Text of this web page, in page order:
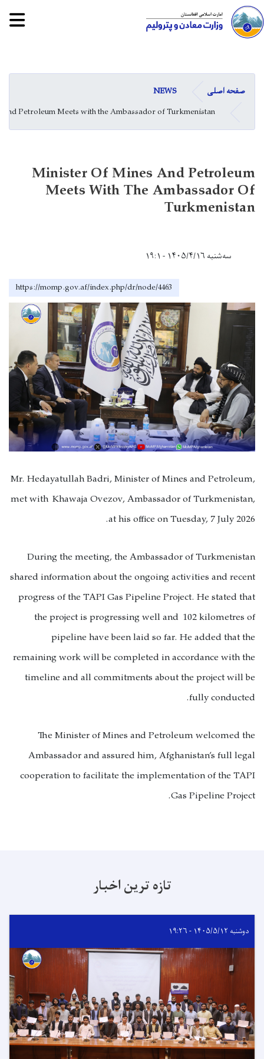
صفحه اصلی
NEWS
Petroleum Meets with the Ambassador of Turkmenistan
Minister Of Mines And Petroleum
Meets With The Ambassador Of
Turkmenistan
سه‌شنبه ۱۴۰۵/۴/۱۶ - ۱۹:۱
https://momp.gov.af/index.php/dr/node/4463
Mr. Hedayatullah Badri, Minister of Mines and Petroleum,
met with Khawaja Ovezov, Ambassador of Turkmenistan,
at his office on Tuesday, 7 July 2026.
During the meeting, the Ambassador of Turkmenistan
shared information about the ongoing activities and recent
progress of the TAPI Gas Pipeline Project. He stated that
the project is progressing well and 102 kilometres of
pipeline have been laid so far. He added that the
remaining work will be completed in accordance with the
timeline and all commitments about the project will be
fully conducted.
The Minister of Mines and Petroleum welcomed the
Ambassador and assured him, Afghanistan’s full legal
cooperation to facilitate the implementation of the TAPI
Gas Pipeline Project.
تازه ترین اخبار
دوشنبه ۱۴۰۵/۵/۱۲ - ۱۹:۲۶